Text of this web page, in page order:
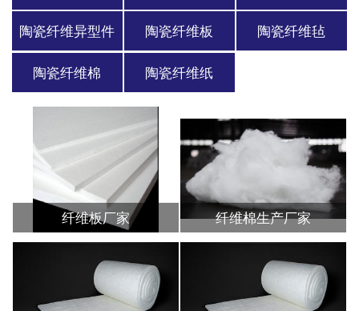
陶瓷纤维异型件 陶瓷纤维板 陶瓷纤维毡
陶瓷纤维棉 陶瓷纤维纸
纤维板厂家 纤维棉生产厂家